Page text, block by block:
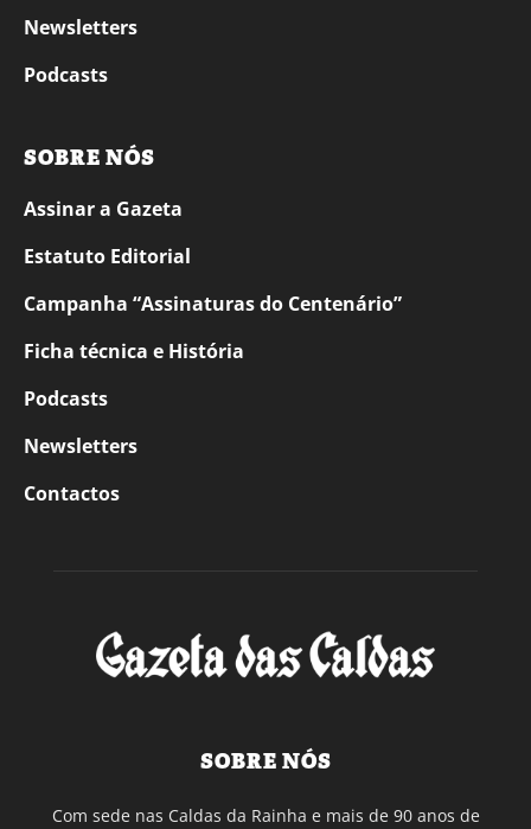
Newsletters
Podcasts
SOBRE NÓS
Assinar a Gazeta
Estatuto Editorial
Campanha “Assinaturas do Centenário”
Ficha técnica e História
Podcasts
Newsletters
Contactos
SOBRE NÓS
Com sede nas Caldas da Rainha e mais de 90 anos de